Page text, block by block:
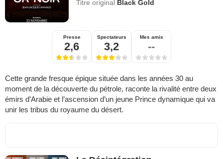
Titre original Black Gold
Presse
2,6
Spectateurs
3,2
Mes amis
--
Cette grande fresque épique située dans les années 30 au
moment de la découverte du pétrole, raconte la rivalité entre deux
émirs d’Arabie et l’ascension d’un jeune Prince dynamique qui va
unir les tribus du royaume du désert.